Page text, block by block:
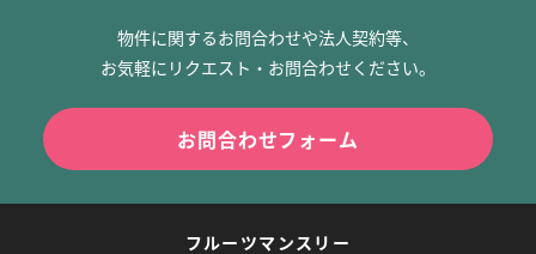
物件に関するお問合わせや法人契約等、
お気軽にリクエスト・お問合わせください。
お問合わせフォーム
フルーツマンスリー